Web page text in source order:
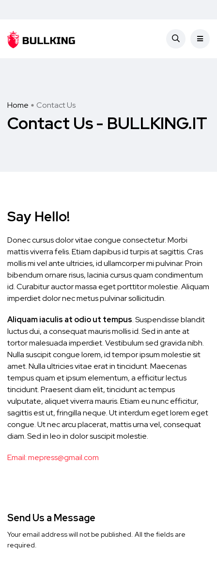
Home Contact Us
Contact Us - BULLKING.IT
Say Hello!
Donec cursus dolor vitae congue consectetur. Morbi
mattis viverra felis. Etiam dapibus id turpis at sagittis. Cras
mollis mi vel ante ultricies, id ullamcorper mi pulvinar. Proin
bibendum ornare risus, lacinia cursus quam condimentum
id. Curabitur auctor massa eget porttitor molestie. Aliquam
imperdiet dolor nec metus pulvinar sollicitudin.
Aliquam iaculis at odio ut tempus. Suspendisse blandit
luctus dui, a consequat mauris mollis id. Sed in ante at
tortor malesuada imperdiet. Vestibulum sed gravida nibh.
Nulla suscipit congue lorem, id tempor ipsum molestie sit
amet. Nulla ultricies vitae erat in tincidunt. Maecenas
tempus quam et ipsum elementum, a efficitur lectus
tincidunt. Praesent diam elit, tincidunt ac tempus
vulputate, aliquet viverra mauris. Etiam eu nunc efficitur,
sagittis est ut, fringilla neque. Ut interdum eget lorem eget
congue. Ut nec arcu placerat, mattis urna vel, consequat
diam. Sed in leo in dolor suscipit molestie.
Email:mepress@gmail.com
Send Us a Message
Your email address will not be published. All the fields are
required.